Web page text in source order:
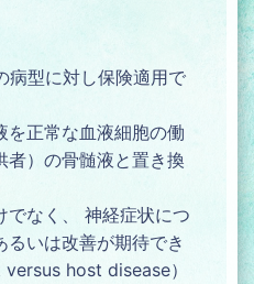
型に対し保険適用で
を正常な血液細胞の働
者）の骨髄液と置き換
でなく、 神経症状につ
いは改善が期待でき
host disease）